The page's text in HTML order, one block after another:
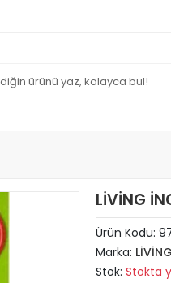
LİVİNG
Ürün Kodu:
Marka:
Stok: Stokta